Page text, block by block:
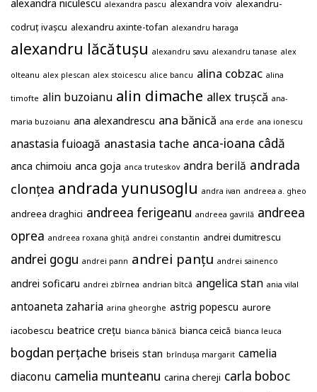
alexandra niculescu alexandra pascu alexandra voiv alexandru-
codruț ivașcu alexandru axinte-tofan alexandru haraga
alexandru lăcătușu alexandru savu alexandru tanase alex
olteanu alex plescan alex stoicescu alice bancu alina cobzac alina
timofte alin buzoianu alin dimache allex trușcă ana-
maria buzoianu ana alexandrescu ana bănică ana erde ana ionescu
anastasia fuioagă anastasia tache anca-ioana câdă
anca chimoiu anca goja anca truteskov andra berilă andrada
clonțea andrada yunusoglu andra ivan andreea a. gheo
andreea draghici andreea ferigeanu andreea gavrilă andreea
oprea andreea roxana ghiță andrei constantin andrei dumitrescu
andrei gogu andrei pann andrei panțu andrei sainenco
andrei soficaru andrei zbîrnea andrian bîtcă angelica stan ania vilal
antoaneta zaharia arina gheorghe astrig popescu aurore
iacobescu beatrice crețu bianca bănică bianca ceică bianca leuca
bogdan perțache briseis stan brîndușa margarit camelia
diaconu camelia munteanu carina chereji carla boboc